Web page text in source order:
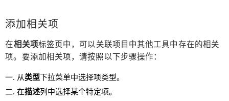
添加相关项
在相关项标签页中，可以关联项目中其他工具中存在的相关
项。要添加相关项，请按照以下步骤操作：
从类型下拉菜单中选择项类型。
在描述列中选择某个特定项。